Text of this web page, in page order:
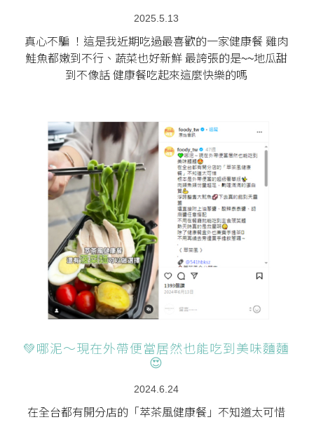
2025.5.13
真心不騙 ！這是我近期吃過最喜歡的一家健康餐 雞肉
鮭魚都嫩到不行、蔬菜也好新鮮 最誇張的是~~地瓜甜
到不像話 健康餐吃起來這麼快樂的嗎
💚哪泥～現在外帶便當居然也能吃到美味麵麵
😍
2024.6.24
在全台都有開分店的「萃茶風健康餐」不知道太可惜